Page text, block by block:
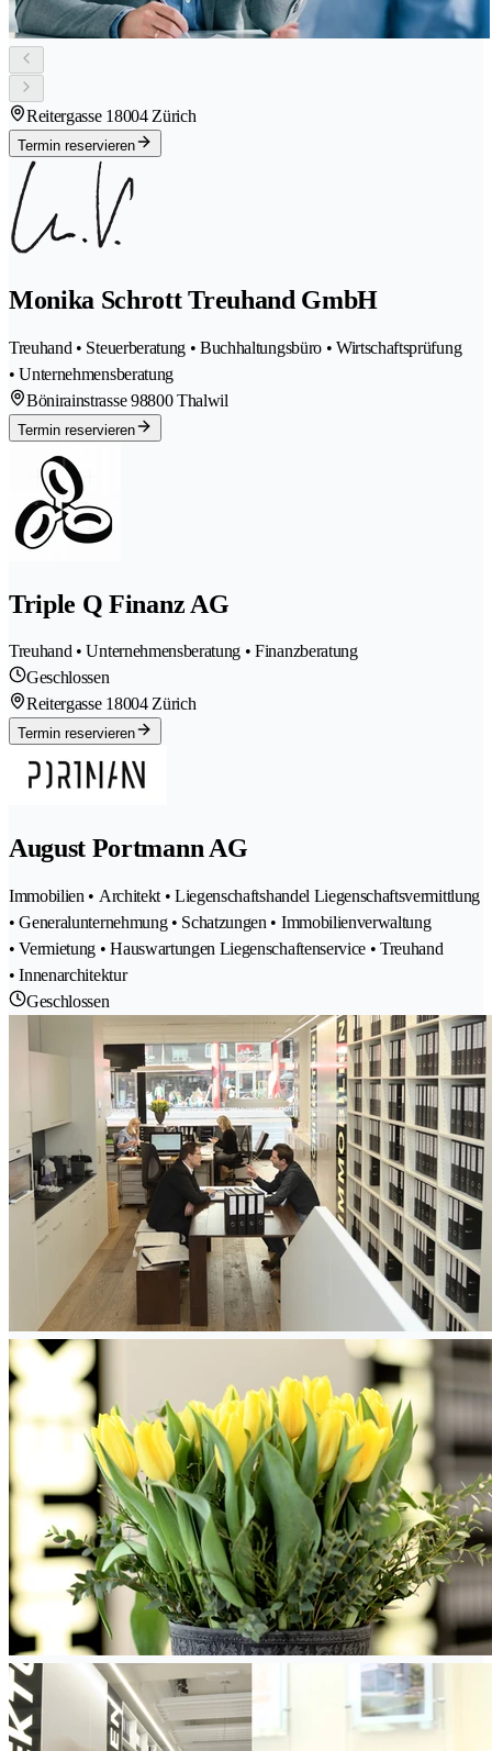
Reitergasse 18004 Zürich
Termin reservieren
Monika Schrott Treuhand GmbH
Treuhand • Steuerberatung • Buchhaltungsbüro • Wirtschaftsprüfung
• Unternehmensberatung
Bönirainstrasse 98800 Thalwil
Termin reservieren
Triple Q Finanz AG
Treuhand • Unternehmensberatung • Finanzberatung
Geschlossen
Reitergasse 18004 Zürich
Termin reservieren
August Portmann AG
Immobilien • Architekt • Liegenschaftshandel Liegenschaftsvermittlung
• Generalunternehmung • Schatzungen • Immobilienverwaltung
• Vermietung • Hauswartungen Liegenschaftenservice • Treuhand
• Innenarchitektur
Geschlossen